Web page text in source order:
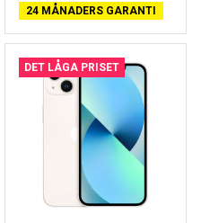
24 MÅNADERS GARANTI
DET LÅGA PRISET